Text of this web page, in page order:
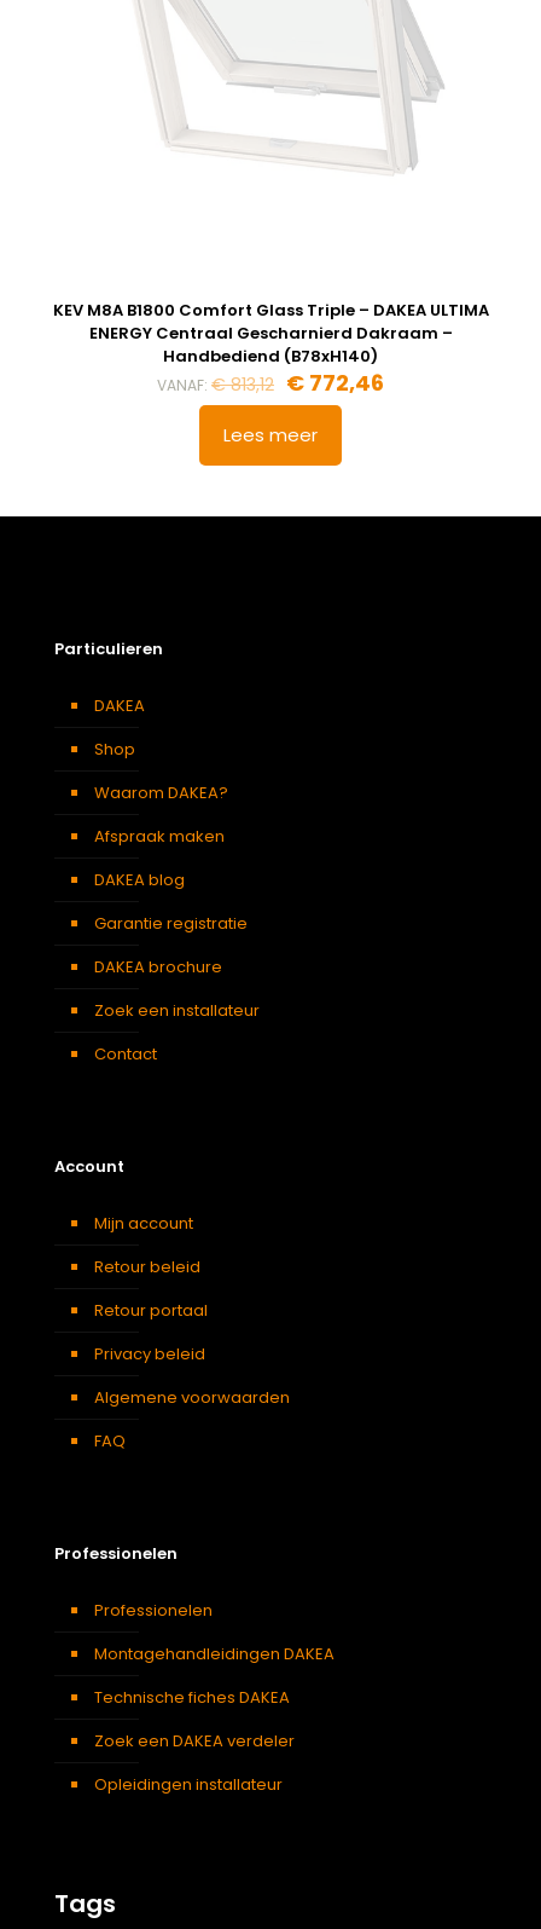
KEV M8A B1800 Comfort Glass Triple – DAKEA ULTIMA
ENERGY Centraal Gescharnierd Dakraam –
Handbediend (B78xH140)
VANAF: €813,12 € 772,46
Lees meer
Particulieren
DAKEA
Shop
Waarom DAKEA?
Afspraak maken
DAKEA blog
Garantie registratie
DAKEA brochure
Zoek een installateur
Contact
Account
Mijn account
Retour beleid
Retour portaal
Privacy beleid
Algemene voorwaarden
FAQ
Professionelen
Professionelen
Montagehandleidingen DAKEA
Technische fiches DAKEA
Zoek een DAKEA verdeler
Opleidingen installateur
Tags